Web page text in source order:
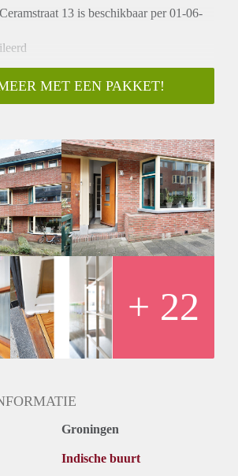
13 is beschikbaar per 01-06-
gelegen in een Korrewegwijk met
zoals supermarkten, winkels en
je in de hal die toegang biedt tot de
bevinden zich de ruime woonkamer met
Daarnaast is er een keuken,
en toilet. Op de eerste verdieping zijn
te vinden. De woning heeft een
circa 83 m².
€1.750,- per maand en wordt exclusief
aantal aanvragen kunnen wij niet op
Wij nodigen doorgaans circa 5 kandidaten
te beantwoorden of uit te
MET EEN PAKKET!
+ 22
Groningen
Indische buurt